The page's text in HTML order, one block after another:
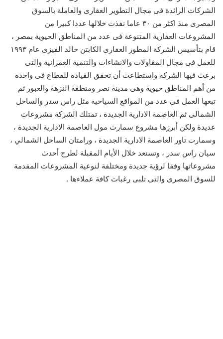
الشركات الرائدة فى مجال التطوير العقارى والعاملة بالسوق
المصرى منذ اكثر من ٣٠ عاما نفذت خلالها عددا كبيرا من
المشروعات العقارية المتنوعة فى عدد من المناطق الحيوية بمصر ،
قام بتأسيس الشركة المطور العقارى الكابتن خالد الفيزى عام ١٩٩٣
للعمل فى مجال المقاولات والانشاءات والتنمية العمرانية والتى
برعت فيها الشركة واستطاعت أن تحقق القيادة للقطاع فى واحدة
من أهم المناطق حيوية وهى مدينة نصر ومنطقة النزهة والعبور ثم
تبعها العمل فى عدد من المواقع السياحية مثل راس سدر والساحل
الشمالى ثم العاصمة الادارية الجديدة ، تمتلك الشركة مشروعات
عديدة ولكن أبرزها مشروع سمارت مول العاصمة الادارية الجديدة ،
وسمارت تاور العاصمة الادارية الجديدة ، ورامتان الساحل الشمالي ،
سيان راس سدر ، وتستعد خلال الأيام المقبلة لطرح أحدث
مشروعاتها وفقا لرؤية جديدة ومختلفة لنوعية المشروعات المقدمة
للسوق المصرى والتى تلبى رغبات كافة عملاءها .